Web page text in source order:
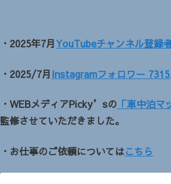
・2025年7月YouTubeチャンネル登録
・2025/7月 Instagramフォロワー 7315
・WEBメディアPicky’sの 「車中泊マ
監修させていただきました。
・お仕事のご依頼についてはこちら